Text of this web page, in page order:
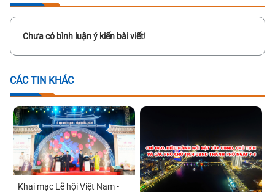
Chưa có bình luận ý kiến bài viết!
CÁC TIN KHÁC
Khai mạc Lễ hội Việt Nam -